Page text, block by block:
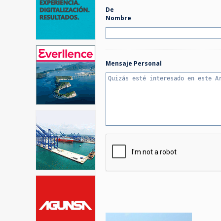
De
Nombre
Mensaje Personal